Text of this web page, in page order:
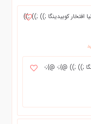
افتخار كوبيدينگا ;)) ;)) ;))
;)) ;)) @};- @};-